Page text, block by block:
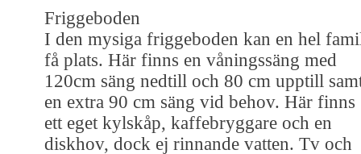
Friggeboden
I den mysiga friggeboden kan en hel
få plats. Här finns en våningssäng med
120cm säng nedtill och 80 cm upptill
en extra 90 cm säng vid behov. Här finns
ett eget kylskåp, kaffebryggare och en
diskhov, dock ej rinnande vatten. Tv och